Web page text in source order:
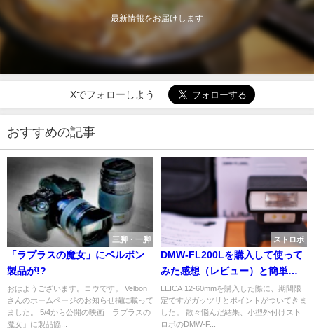
最新情報をお届けします
Xでフォローしよう
おすすめの記事
三脚・一脚
「ラプラスの魔女」にベルボン
製品が!?
おはようございます。コウです。 Velbon
さんのホームページのお知らせ欄に載って
ました。 5/4から公開の映画「ラプラスの
魔女」に製品協...
ストロボ
DMW-FL200Lを購入して使って
みた感想（レビュー）と簡単な
作例。
LEICA 12-60mmを購入した際に、期間限
定ですがガッツリとポイントがついてきま
した。 散々悩んだ結果、小型外付けスト
ロボのDMW-F...